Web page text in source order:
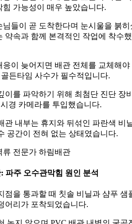
가능성이 매우 높았습니다.
들이 곧 도착한다며 눈시울을 붉히
약속과 함께 본격적인 작업에 착수
이 늦어지면 배관 전체를 교체해야
든타임 사수가 필수적입니다.
이를 파악하기 위해 최첨단 진단 장
경 카메라를 투입했습니다.
관 내부는 휴지와 뒤섞인 파란색 비
공간이 전혀 없는 상태였습니다.
전문가 하림배관
파주 오수관막힘 원인 분석
점을 통과할 때 칫솔 비닐과 샴푸 샘
어리가 포착되었습니다.